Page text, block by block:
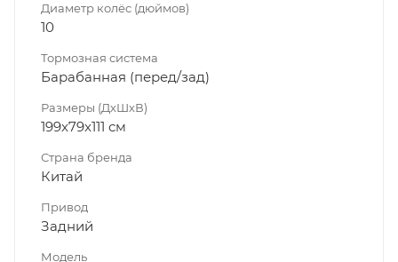
Диаметр колёс (дюймов)
10
Тормозная система
Барабанная (перед/зад)
Размеры (ДхШхВ)
199x79x111 см
Страна бренда
Китай
Привод
Задний
Модель